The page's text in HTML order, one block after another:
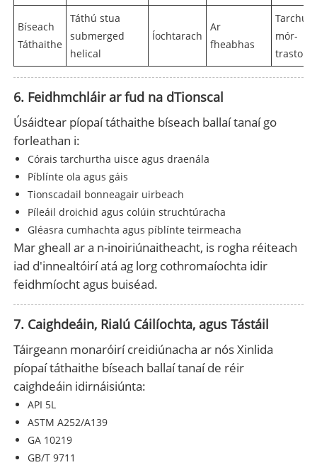
Bíseach
Táthaithe
Táthú stua
submerged
helical
Íochtarach
Ar
fheabhas
Tarchur
mór-
6. Feidhmchláir ar fud na dTionscal
Úsáidtear píopaí táthaithe bíseach ballaí tanaí go
forleathan i:
Córais tarchurtha uisce agus draenála
Píblínte ola agus gáis
Tionscadail bonneagair uirbeach
Píleáil droichid agus colúin struchtúracha
Gléasra cumhachta agus píblínte teirmeacha
Mar gheall ar a n-inoiriúnaitheacht, is rogha réiteach
iad d'innealtóirí atá ag lorg cothromaíochta idir
feidhmíocht agus buiséad.
7. Caighdeáin, Rialú Cáilíochta, agus Tástáil
Táirgeann monaróirí creidiúnacha ar nós Xinlida
píopaí táthaithe bíseach ballaí tanaí de réir
caighdeáin idirnáisiúnta:
API 5L
ASTM A252/A139
GA 10219
GB/T 9711